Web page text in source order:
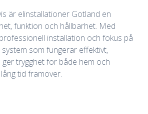
är elinstallationer Gotland en
funktion och hållbarhet. Med
installation och fokus på
som fungerar effektivt,
trygghet för både hem och
tid framöver.